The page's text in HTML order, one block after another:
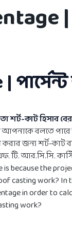
|
শর্ট-কাট হিসাব
বলতে
করার জন্য শর্ট-
টি. আর.সি.সি.
because the
casting work?
in order to
work?